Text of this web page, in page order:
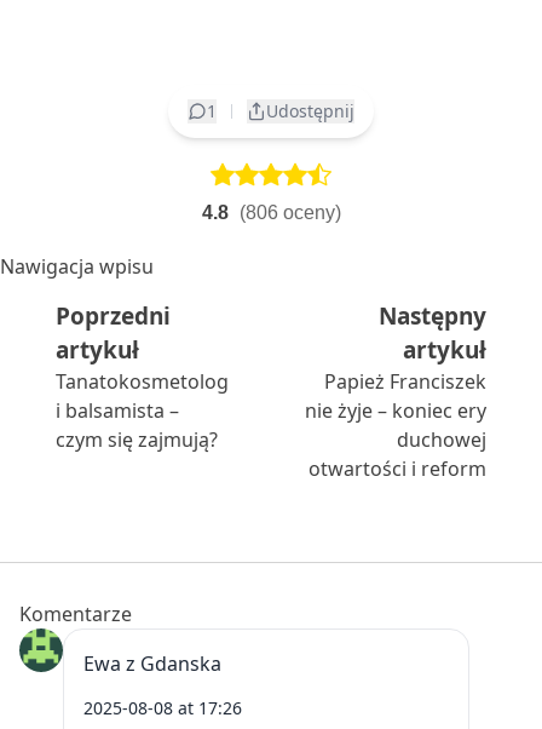
1 Udostępnij
4.8 (806 oceny)
Nawigacja wpisu
Poprzedni
artykułPoprzedni artykuł:
Tanatokosmetolog
i balsamista –
czym się zajmują?
Następny
artykuł
Papież Franciszek
nie żyje – koniec ery
duchowej
otwartości i reform
Komentarze
Ewa z Gdanska
2025-08-08 at 17:26